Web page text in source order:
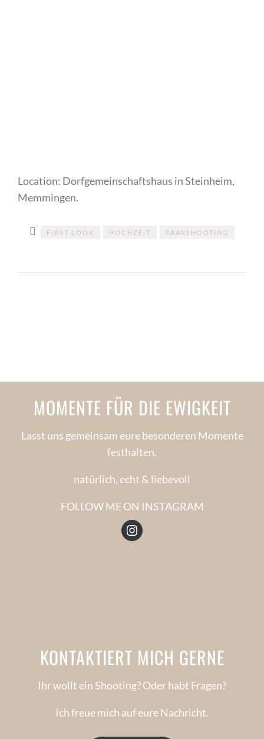
Location: Dorfgemeinschaftshaus in Steinheim,
Memmingen.
FIRST LOOK HOCHZEIT PAARSHOOTING
MOMENTE FÜR DIE EWIGKEIT
Lasst uns gemeinsam eure besonderen Momente
festhalten.
natürlich, echt & liebevoll
FOLLOW ME ON INSTAGRAM
Instagram
KONTAKTIERT MICH GERNE
Ihr wollt ein Shooting? Oder habt Fragen?
Ich freue mich auf eure Nachricht.